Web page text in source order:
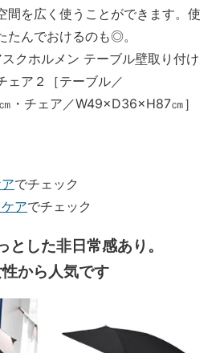
間を広く使うことができます。使
たんでおけるのも◎。
クホルメン テーブル壁取り付け
ェア２［テーブル／
・チェア／W49×D36×H87㎝］
でチェック
アでチェック
した非日常感あり。
から人気です